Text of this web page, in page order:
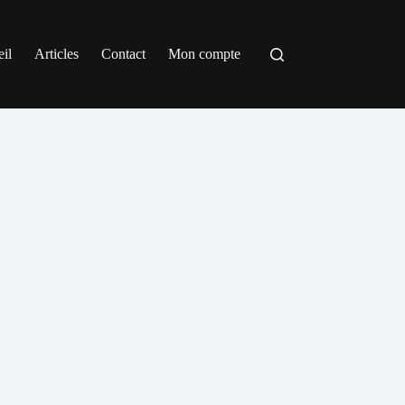
Articles Contact Mon compte